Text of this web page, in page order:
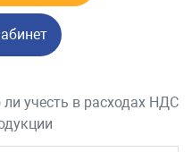
учесть в расходах НДС